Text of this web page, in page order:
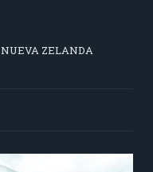
ZELANDA